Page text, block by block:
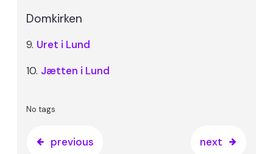
Domkirken
9. Uret i Lund
10. Jætten i Lund
No tags
previous next